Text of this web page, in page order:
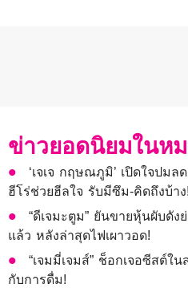
ข่าวยอดนิยมในห
‘เจเจ กฤษณภูมิ’ เปิดใจปมล
ฮีโร่ช่วยฮีลใจ รับมีซึม-คิดถึงบ้าง!
“ดีเจมะตูม” ยันขายหุ้นผับดั
แล้ว หลังล่าสุดไฟเผาวอด!
“เจมมี่เจมส์” ช็อกเจอซีสต์ใ
กับการดื่ม!